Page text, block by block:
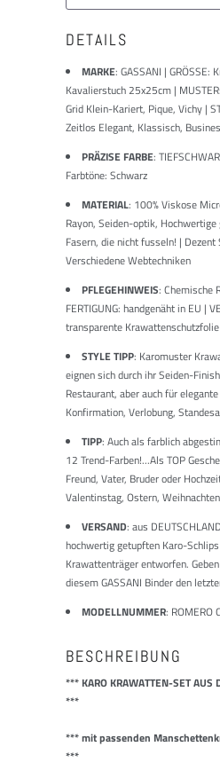
DETAILS
MARKE: GASSANI |
Kavalierstuch 25x25cm |
Grid Klein-Kariert, Pique, Vichy |
Zeitlos Elegant, Klassisch,
PRÄZISE FARBE:
Farbtöne: Schwarz
MATERIAL: 100% Viskose
Rayon, Seiden-optik,
Fasern, die nicht fusseln! |
Verschiedene Webtechniken
PFLEGEHINWEIS: Chemische
FERTIGUNG: handgenäht in EU |
transparente Krawattenschutzfolie
STYLE TIPP: Karomuster
eignen sich durch ihr Seiden-
Restaurant, aber auch für
Konfirmation, Verlobung,
TIPP: Auch als farblich
12 Trend-Farben!...Als TOP
Freund, Vater, Bruder oder
Valentinstag, Ostern, Weihnachten
VERSAND: aus
hochwertig getupften Karo-
Krawattenträger entworfen.
diesem GASSANI Binder den
MODELLNUMMER: ROMERO
BESCHREIBUNG
*** KARO KRAWATTEN-SET AUS
***
*** mit passenden
***